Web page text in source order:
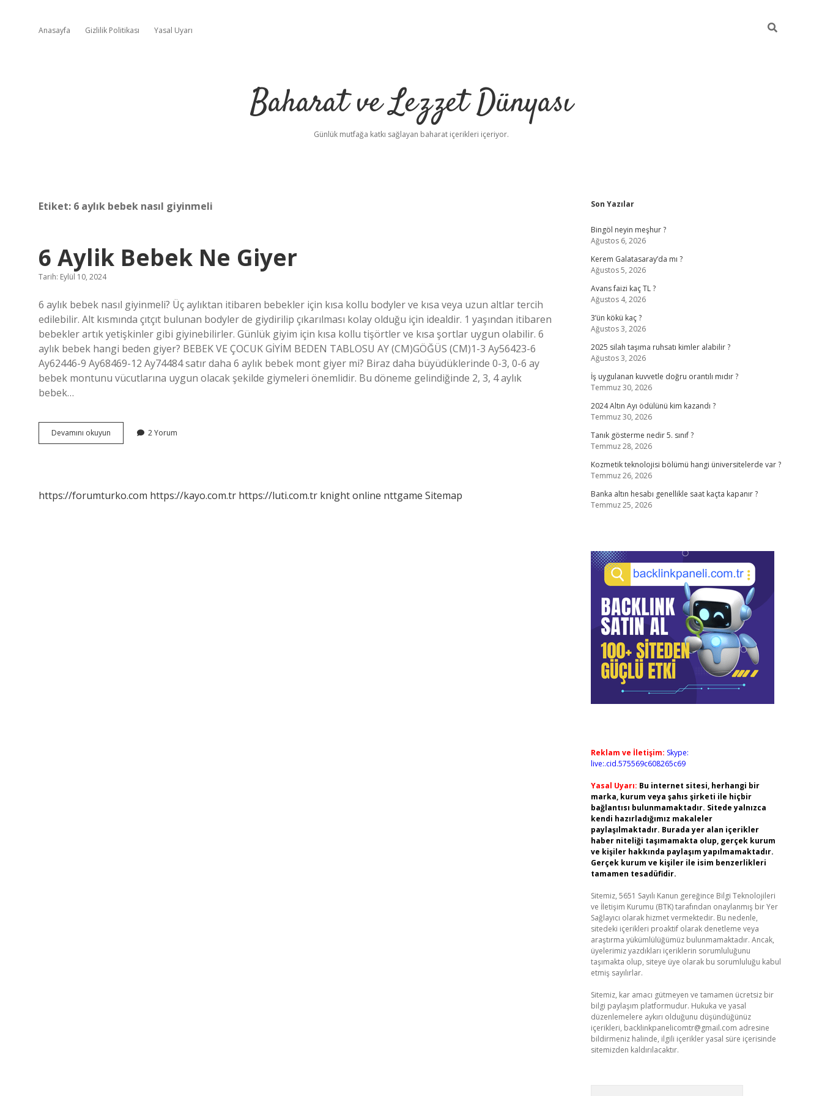
Anasayfa Gizlilik Politikası Yasal Uyarı
Baharat ve Lezzet Dünyası
Günlük mutfağa katkı sağlayan baharat içerikleri içeriyor.
Etiket: 6 aylık bebek nasıl giyinmeli
6 Aylik Bebek Ne Giyer
Tarih: Eylül 10, 2024
6 aylık bebek nasıl giyinmeli? Üç aylıktan itibaren bebekler için kısa kollu bodyler ve kısa veya uzun altlar tercih
edilebilir. Alt kısmında çıtçıt bulunan bodyler de giydirilip çıkarılması kolay olduğu için idealdir. 1 yaşından itibaren
bebekler artık yetişkinler gibi giyinebilirler. Günlük giyim için kısa kollu tişörtler ve kısa şortlar uygun olabilir. 6
aylık bebek hangi beden giyer? BEBEK VE ÇOCUK GİYİM BEDEN TABLOSU AY (CM)GÖĞÜS (CM)1-3 Ay56423-6
Ay62446-9 Ay68469-12 Ay74484 satır daha 6 aylık bebek mont giyer mi? Biraz daha büyüdüklerinde 0-3, 0-6 ay
bebek montunu vücutlarına uygun olacak şekilde giymeleri önemlidir. Bu döneme gelindiğinde 2, 3, 4 aylık
bebek…
Devamını okuyun
Aylik
2 Yorum
https://forumturko.com https://kayo.com.tr https://luti.com.tr knight online nttgame Sitemap
Sidebar
Son Yazılar
Bingöl neyin meşhur ?
Ağustos 6, 2026
Kerem Galatasaray’da mı ?
Ağustos 5, 2026
Avans faizi kaç TL ?
Ağustos 4, 2026
3’ün kökü kaç ?
Ağustos 3, 2026
2025 silah taşıma ruhsatı kimler alabilir ?
Ağustos 3, 2026
İş uygulanan kuvvetle doğru orantılı mıdır ?
Temmuz 30, 2026
2024 Altın Ayı ödülünü kim kazandı ?
Temmuz 30, 2026
Tanık gösterme nedir 5. sınıf ?
Temmuz 28, 2026
Kozmetik teknolojisi bölümü hangi üniversitelerde var ?
Temmuz 26, 2026
Banka altın hesabı genellikle saat kaçta kapanır ?
Temmuz 25, 2026
Reklam ve İletişim: Skype:
live:.cid.575569c608265c69
Yasal Uyarı: Bu internet sitesi, herhangi bir
marka, kurum veya şahıs şirketi ile hiçbir
bağlantısı bulunmamaktadır. Sitede yalnızca
kendi hazırladığımız makaleler
paylaşılmaktadır. Burada yer alan içerikler
haber niteliği taşımamakta olup, gerçek kurum
ve kişiler hakkında paylaşım yapılmamaktadır.
Gerçek kurum ve kişiler ile isim benzerlikleri
tamamen tesadüfidir.
Sitemiz, 5651 Sayılı Kanun gereğince Bilgi Teknolojileri
ve İletişim Kurumu (BTK) tarafından onaylanmış bir Yer
Sağlayıcı olarak hizmet vermektedir. Bu nedenle,
sitedeki içerikleri proaktif olarak denetleme veya
araştırma yükümlülüğümüz bulunmamaktadır. Ancak,
üyelerimiz yazdıkları içeriklerin sorumluluğunu
taşımakta olup, siteye üye olarak bu sorumluluğu kabul
etmiş sayılırlar.
Sitemiz, kar amacı gütmeyen ve tamamen ücretsiz bir
bilgi paylaşım platformudur. Hukuka ve yasal
düzenlemelere aykırı olduğunu düşündüğünüz
içerikleri, backlinkpanelicomtr@gmail.com adresine
bildirmeniz halinde, ilgili içerikler yasal süre içerisinde
sitemizden kaldırılacaktır.